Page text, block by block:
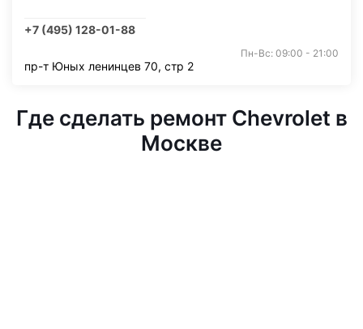
+7 (495) 128-01-88
Пн-Вс: 09:00 - 21:00
пр-т Юных ленинцев 70, стр 2
Где сделать ремонт Chevrolet в
Москве